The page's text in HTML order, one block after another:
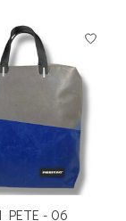
PETE - 06